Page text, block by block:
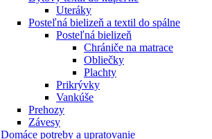
Uteráky
Posteľná bielizeň a textil do spálne
Posteľná bielizeň
Chrániče na matrace
Obliečky
Plachty
Prikrývky
Vankúše
Prehozy
Závesy
Domáce potreby a upratovanie